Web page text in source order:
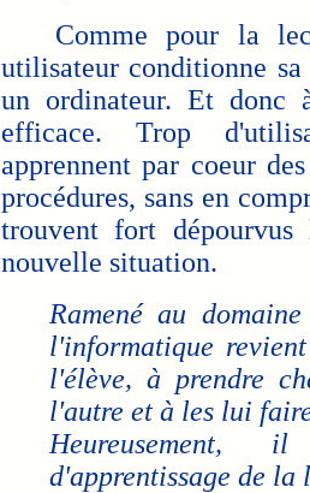
Comme pour la
utilisateur conditionne
un ordinateur. Et donc
efficace. Trop
apprennent par coeur
procédures, sans en
trouvent fort
nouvelle situation.
Ramené au
l'informatique
l'élève, à prendre
l'autre et à les lui
Heureusement,
d'apprentissage de la